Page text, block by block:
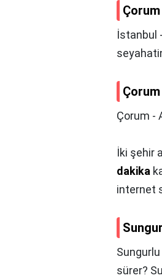
İstanbul
Çorum -
İki şehir
dakika
internet
sürer?